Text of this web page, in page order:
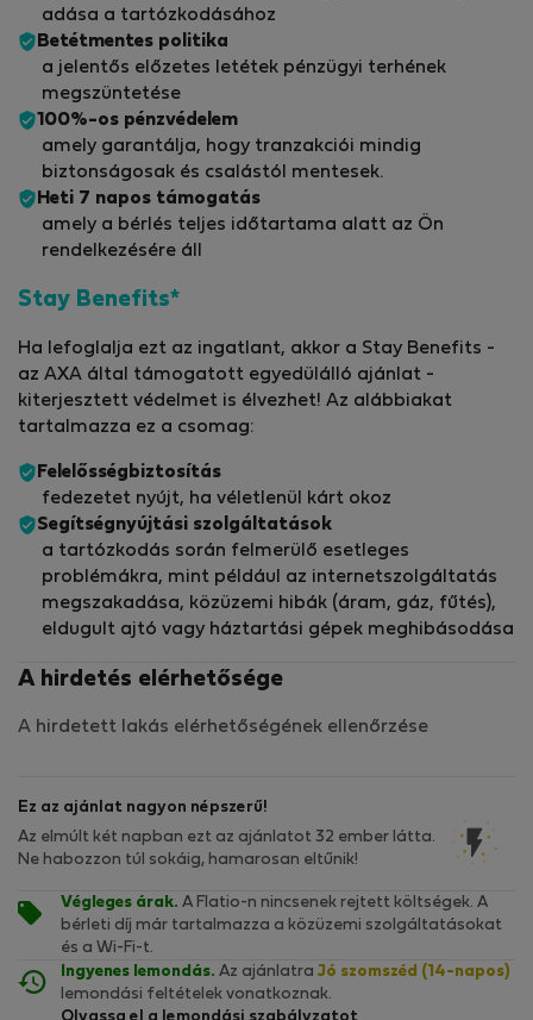
adása a tartózkodásához
Betétmentes politika
a jelentős előzetes letétek pénzügyi terhének
megszüntetése
100%-os pénzvédelem
amely garantálja, hogy tranzakciói mindig
biztonságosak és csalástól mentesek.
Heti 7 napos támogatás
amely a bérlés teljes időtartama alatt az Ön
rendelkezésére áll
Stay Benefits*
Ha lefoglalja ezt az ingatlant, akkor a Stay Benefits -
az AXA által támogatott egyedülálló ajánlat -
kiterjesztett védelmet is élvezhet! Az alábbiakat
tartalmazza ez a csomag:
Felelősségbiztosítás
fedezetet nyújt, ha véletlenül kárt okoz
Segítségnyújtási szolgáltatások
a tartózkodás során felmerülő esetleges
problémákra, mint például az internetszolgáltatás
megszakadása, közüzemi hibák (áram, gáz, fűtés),
eldugult ajtó vagy háztartási gépek meghibásodása
A hirdetés elérhetősége
A hirdetett lakás elérhetőségének ellenőrzése
Ez az ajánlat nagyon népszerű!
Az elmúlt két napban ezt az ajánlatot 32 ember látta.
Ne habozzon túl sokáig, hamarosan eltűnik!
Végleges árak. A Flatio-n nincsenek rejtett költségek. A
bérleti díj már tartalmazza a közüzemi szolgáltatásokat
és a Wi-Fi-t.
Ingyenes lemondás. Az ajánlatra Jó szomszéd (14-napos)
lemondási feltételek vonatkoznak.